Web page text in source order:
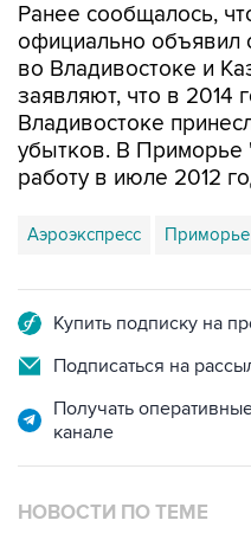
Ранее сообщалось,
официально объявил
во Владивостоке и
заявляют, что в 2014
Владивостоке
убытков. В Приморье
работу в июле 2012
Аэроэкспресс Приморье
Купить подписку на
Подписаться на
Получать
канале
НОВОСТИ ПО ТЕМЕ